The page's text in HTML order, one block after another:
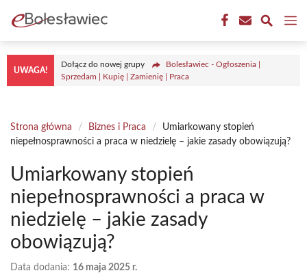
treści
UWAGA!
Dołącz do nowej grupy
Bolesławiec - Ogłoszenia |
Sprzedam | Kupię | Zamienię | Praca
Strona główna / Biznes i Praca /
Umiarkowany stopień
niepełnosprawności a praca w niedzielę – jakie zasady obowiązują?
Umiarkowany stopień
niepełnosprawności a praca w
niedzielę – jakie zasady
obowiązują?
Data dodania: 16 maja 2025 r.